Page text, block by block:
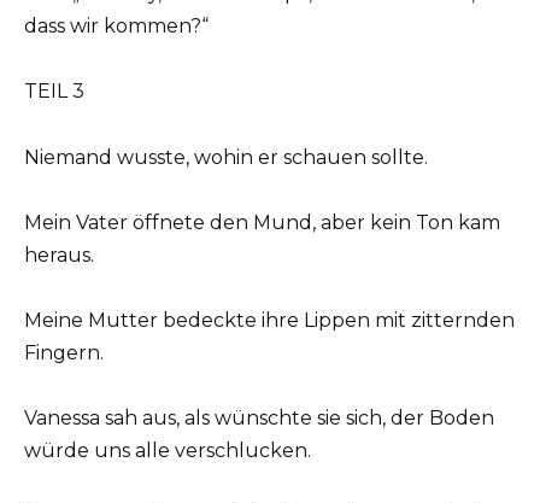
dass wir kommen?“
TEIL 3
Niemand wusste, wohin er schauen sollte.
Mein Vater öffnete den Mund, aber kein Ton kam
heraus.
Meine Mutter bedeckte ihre Lippen mit zitternden
Fingern.
Vanessa sah aus, als wünschte sie sich, der Boden
würde uns alle verschlucken.